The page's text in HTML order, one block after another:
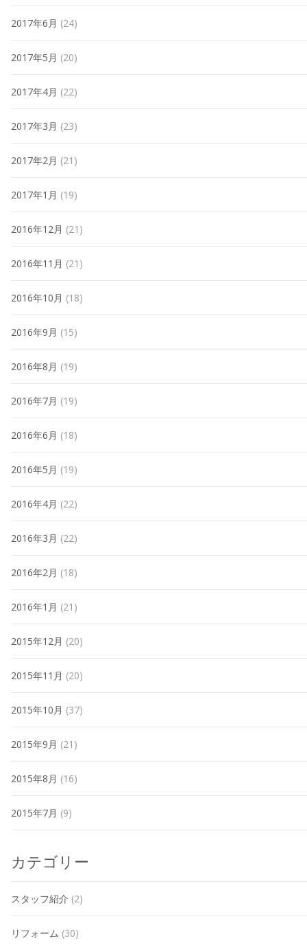
2017年6月 (24)
2017年5月 (20)
2017年4月 (22)
2017年3月 (23)
2017年2月 (21)
2017年1月 (19)
2016年12月 (21)
2016年11月 (21)
2016年10月 (18)
2016年9月 (15)
2016年8月 (19)
2016年7月 (19)
2016年6月 (18)
2016年5月 (19)
2016年4月 (22)
2016年3月 (22)
2016年2月 (18)
2016年1月 (21)
2015年12月 (20)
2015年11月 (20)
2015年10月 (37)
2015年9月 (21)
2015年8月 (16)
2015年7月 (9)
カテゴリー
スタッフ紹介 (2)
リフォーム (30)